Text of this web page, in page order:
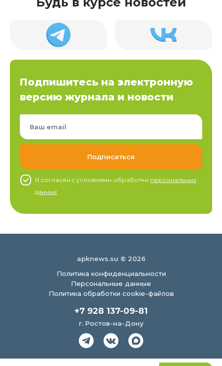
Подпишитесь на электронную
версию журнала и новости
Я согласен c условиями обработки персональных
данных
apknews.su © 2026
Политика конфиденциальности
Персональные данные
Политика обработки cookie-файлов
+7 928 137-09-81
г. Ростов-на-Дону